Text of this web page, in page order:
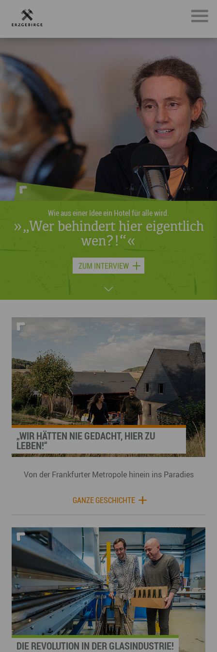
Wie aus einer Idee ein Hotel für alle wird.
»„Wer behindert hier eigentlich
wen?!“«
JETZT LESEN
„WIR HÄTTEN NIE GEDACHT, HIER ZU
LEBEN!“
Von der Frankfurter Metropole hinein ins Paradies
GANZE GESCHICHTE
DIE REVOLUTION IN DER GLASINDUSTRIE!